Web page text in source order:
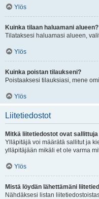
Ylös
Kuinka tilaan haluamani alueen?
Tilataksesi haluamasi alueen,
Ylös
Kuinka poistan tilaukseni?
Poistaaksesi tilauksiasi, mene
Ylös
Liitetiedostot
Mitkä liitetiedostot ovat
Ylläpitäjä voi määrätä sallitut ja
ylläpitäjään mikäli et ole varma
Ylös
Mistä löydän lähettämäni
Nähdäksesi listan